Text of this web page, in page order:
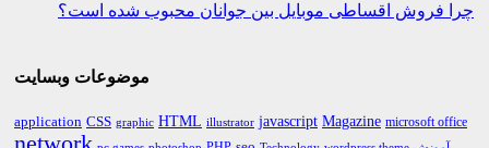
چرا فروش اقساطی موبایل بین جوانان محبوب شده است؟
موضوعات وبسایت
application CSS graphic HTML illustrator javascript Magazine microsoft office